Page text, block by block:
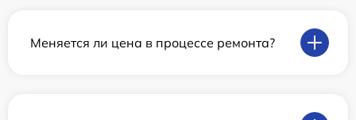
Меняется ли цена в процессе ремонта?